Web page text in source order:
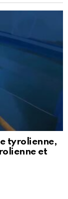
tyrolienne,
et